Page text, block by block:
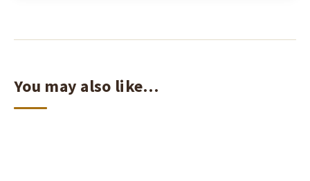
You may also like…